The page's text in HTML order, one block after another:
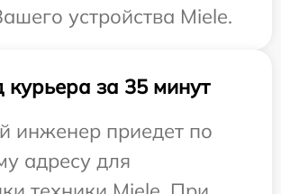
устройства Miele.
курьера за 35 минут
инженер приедет по
адресу для